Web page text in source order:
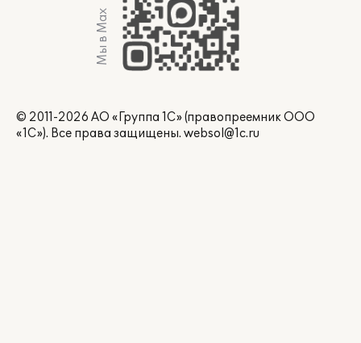
Мы в Max
© 2011-2026 АО «Группа 1С» (правопреемник ООО
«1С»). Все права защищены. websol@1c.ru